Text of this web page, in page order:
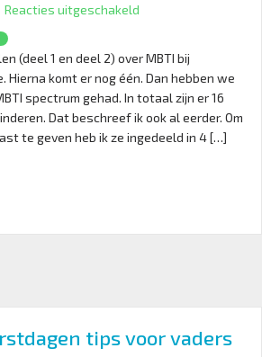
Reacties uitgeschakeld
Zonder
handen!
(over
verschillende
type
(deel 1 en deel 2) over MBTI bij
Hierna komt er nog één. Dan hebben we
spectrum gehad. In totaal zijn er 16
Dat beschreef ik ook al eerder. Om
te geven heb ik ze ingedeeld in 4 […]
tips voor vaders